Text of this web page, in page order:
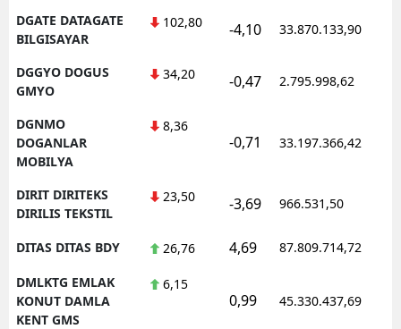
DGATE DATAGATE
BILGISAYAR
102,80 -4,10 33.870.133,90
DGGYO DOGUS
GMYO
34,20 -0,47 2.795.998,62
DGNMO
DOGANLAR
MOBILYA
8,36
-0,71 33.197.366,42
DIRIT DIRITEKS
DIRILIS TEKSTIL
23,50 -3,69 966.531,50
DITAS DITAS BDY 26,76 4,69 87.809.714,72
DMLKTG EMLAK
KONUT DAMLA
KENT GMS
6,15
0,99 45.330.437,69